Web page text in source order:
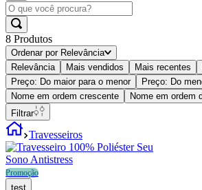
8 Produtos
Ordenar por Relevância
Relevância
Mais vendidos Mais recentes
Preço: Do maior para o menor
Preço: Do
Nome em ordem crescente
Nome em ordem
Filtrar
Travesseiros
Promoção
test